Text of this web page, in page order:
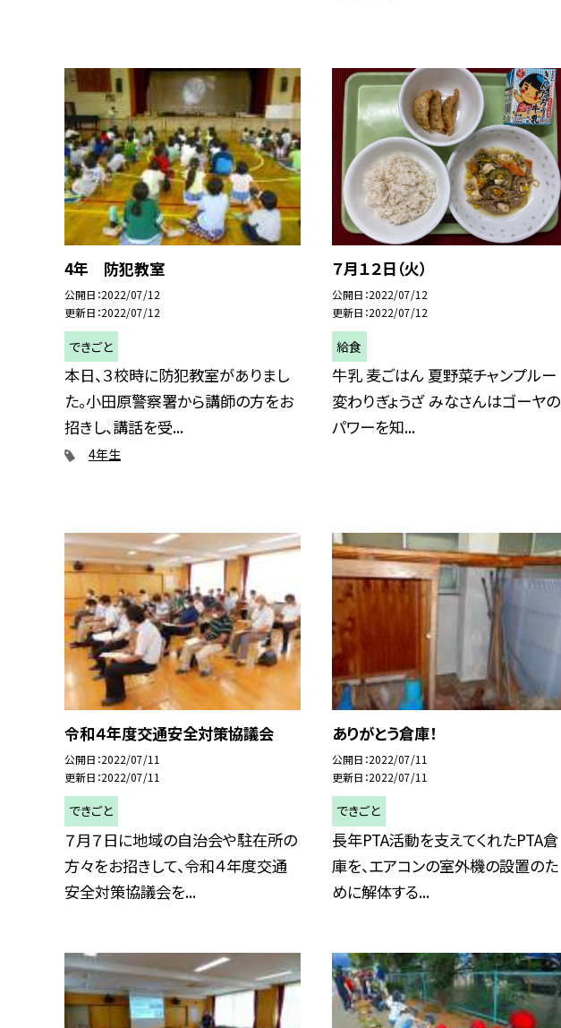
4年 防犯教室
公開日 2022/07/12
更新日 2022/07/12
できごと
本日、３校時に防犯教室がありまし
た。小田原警察署から講師の方をお
招きし、講話を受...
4年生
７月１２日（火）
公開日 2022/07/12
更新日 2022/07/12
給食
牛乳 麦ごはん 夏野菜チャンプルー
変わりぎょうざ みなさんはゴーヤの
パワーを知...
令和４年度交通安全対策協議会
公開日 2022/07/11
更新日 2022/07/11
できごと
７月７日に地域の自治会や駐在所の
方々をお招きして、令和４年度交通
安全対策協議会を...
ありがとう倉庫！
公開日 2022/07/11
更新日 2022/07/11
できごと
長年PTA活動を支えてくれたPTA倉
庫を、エアコンの室外機の設置のた
めに解体する...